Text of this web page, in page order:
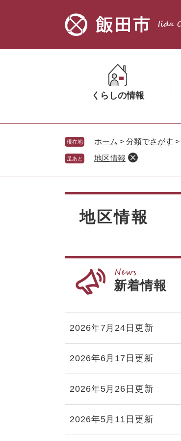
文
くらしの情報
ニ
ュ
ー
を
ニ
を
現在地 ホーム > 分類でさがす >
足あと 地区情報
地区情報
新着情報
2026年7月24日更新
2026年6月17日更新
2026年5月26日更新
2026年5月11日更新